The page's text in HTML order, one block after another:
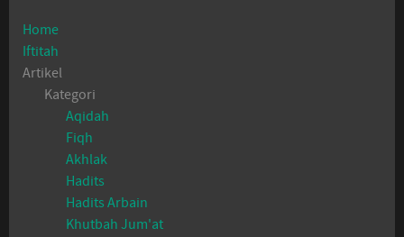
Home
Iftitah
Artikel
Kategori
Aqidah
Fiqh
Akhlak
Hadits
Hadits Arbain
Khutbah Jum'at